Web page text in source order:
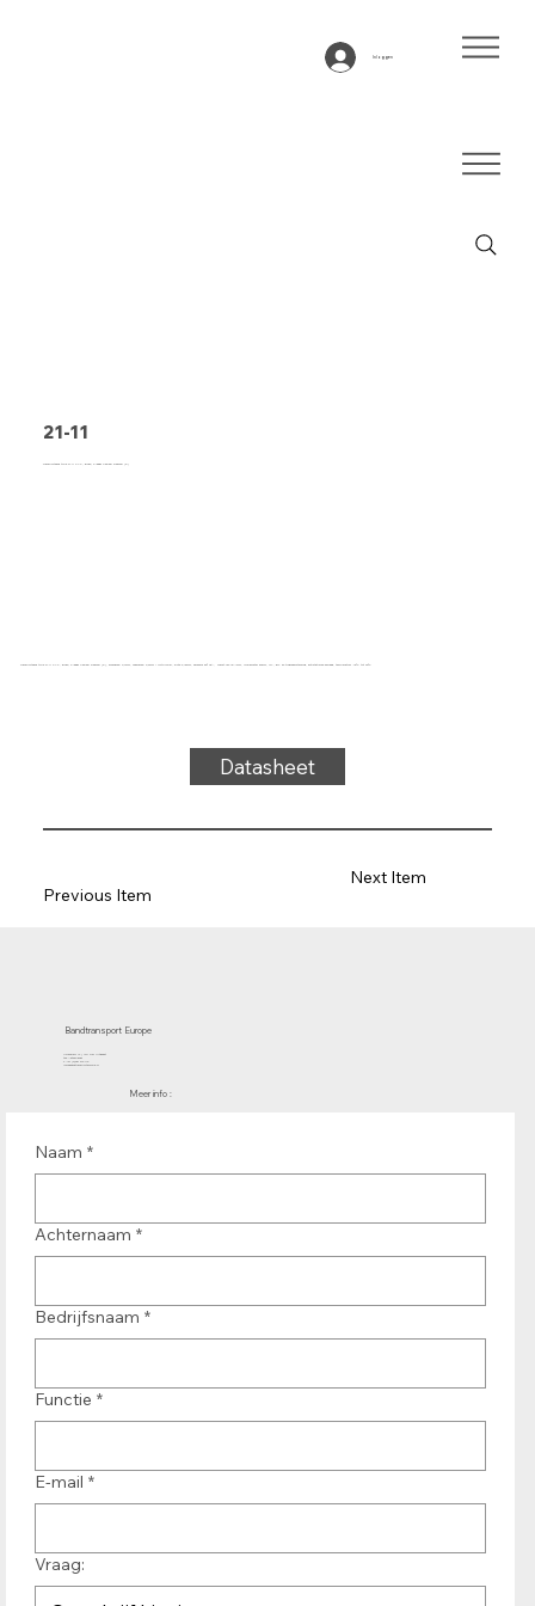
Inloggen
21-11
Transportband type 21-11 PVC, groen, 2-laags flexibel weefsel (E)
Transportband type 21-11 PVC, groen, 2-laags flexibel weefsel (E), bovenzijde: 0,7mm, onderzijde: 0,6mm + ruitprofiel, dikte 3,15mm, hardheid 80° ShA, kracht-rek 15N/mm, roldiameter 50mm, rol-, glij- en trogondersteuning, antistatische deklaag, temperatuur -15°C tot 90°C
Datasheet
Previous Item
Next Item
Bandtransport Europe
Molenwerf 12 | 1911 DB Uitgeest
the Netherlands
T.:+31 (0)251 319 119
info@bandtransporteurope.nl
Meer info :
Naam *
Achternaam *
Bedrijfsnaam *
Functie *
E-mail *
Vraag: